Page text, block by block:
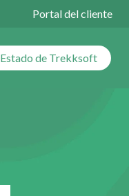
Portal del cliente
Estado de Trekksoft